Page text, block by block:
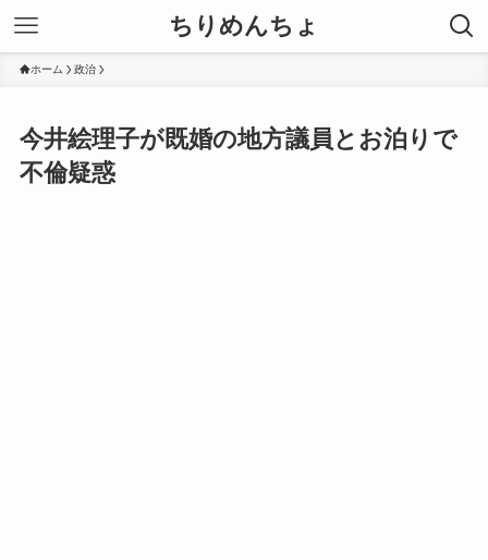
ちりめんちょ
ホーム 政治
今井絵理子が既婚の地方議員とお泊りで
不倫疑惑